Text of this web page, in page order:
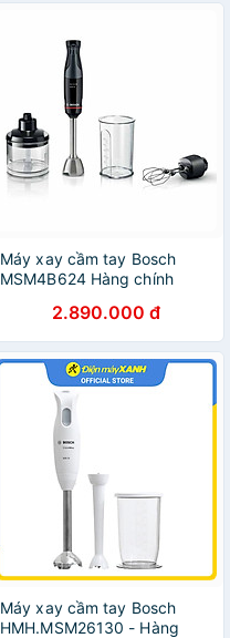
Máy xay cầm tay Bosch
MSM4B624 Hàng chính
2.890.000 đ
Máy xay cầm tay Bosch
HMH.MSM26130 - Hàng